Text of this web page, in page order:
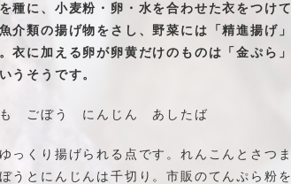
種に、小麦粉・卵・水を合わせた衣をつけ
介類の揚げ物をさし、野菜には「精進揚げ
衣に加える卵が卵黄だけのものは「金ぷら
うそうです。
ごぼう にんじん あしたば
っくり揚げられる点です。れんこんとさつ
うとにんじんは千切り。市販のてんぷら粉